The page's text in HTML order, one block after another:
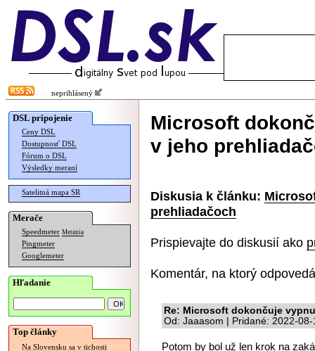
neprihlásený
DSL pripojenie
Ceny DSL
Dostupnosť DSL
Fórum o DSL
Výsledky meraní
Satelitná mapa SR
Merače
Speedmeter Merania
Pingmeter
Googlemeter
Hľadanie
Top články
Na Slovensku sa v tichosti
Microsoft
v jeho
Diskusia k článku:
prehliadačoch
Prispievajte do diskusií ako
Komentár, na ktorý
Re: Microsoft dokončuje
Od: Jaaasom | Pridané: 2022-
Potom by bol už len krok na